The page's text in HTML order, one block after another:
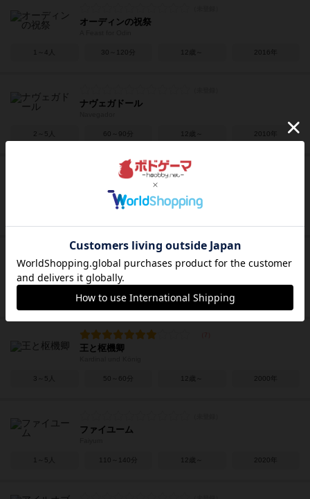
オーディンの祝祭
1～4人 30～120分 12歳～ 2016年
ナヴェガドール
2～5人 60～90分 12歳～ 2010年
コンコルディア：エジプト・クレタ
Concordia: Aegyptus / Creta
コンコルディア
Concordia
100分前後 13歳～
王と枢機卿
3～5人 50～60分 12歳～ 2000年
ファイユーム
1～5人 110～140分 12歳～ 2020年